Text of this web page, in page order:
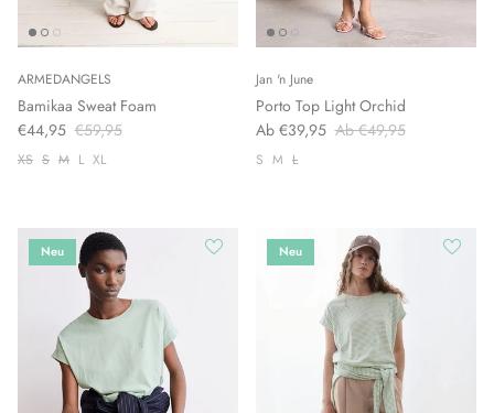
ARMEDANGELS
Bamikaa Sweat Foam
€44,95 €59,95
XS S M L XL
Jan 'n June
Porto Top Light Orchid
Ab €39,95 Ab €49,95
S M L
Neu Neu